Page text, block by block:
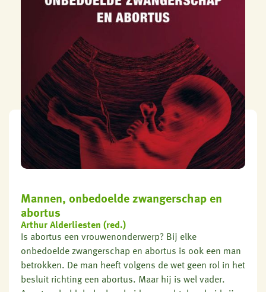
Mannen, onbedoelde zwangerschap en
abortus
Arthur Alderliesten (red.)
Is abortus een vrouwenonderwerp? Bij elke
onbedoelde zwangerschap en abortus is ook een man
betrokken. De man heeft volgens de wet geen rol in het
besluit richting een abortus. Maar hij is wel vader.